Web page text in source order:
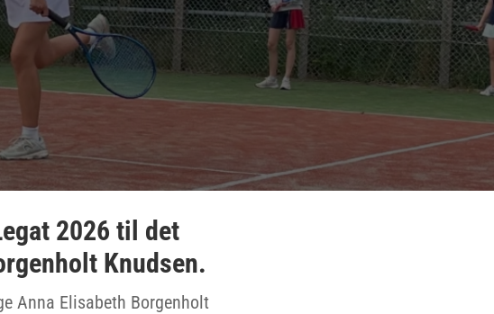
2026 til det
Knudsen.
Anna Elisabeth Borgenholt